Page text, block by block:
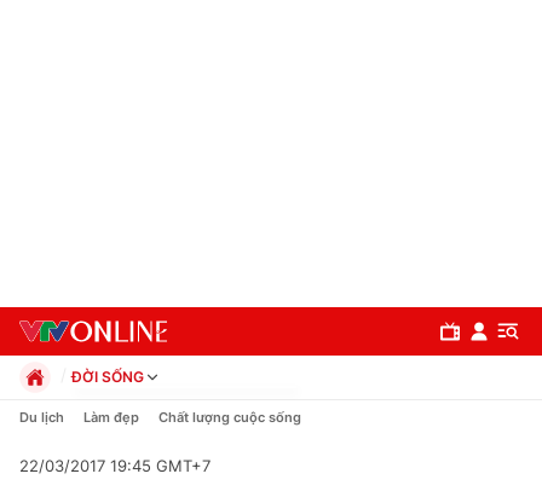
ĐỜI SỐNG
Chính trị
Pháp luật
Du lịch Làm đẹp Chất lượng cuộc sống
22/03/2017 19:45 GMT+7